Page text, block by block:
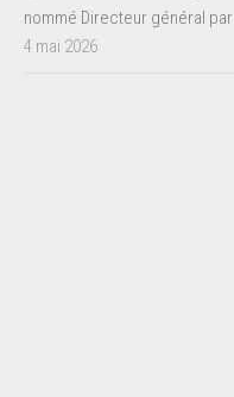
nommé Directeur général
4 mai 2026